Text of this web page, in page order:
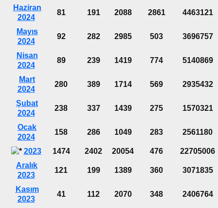
Haziran
2024
81 191 2088 2861 4463121
Mayıs
2024
92 282 2985 503 3696757
Nisan
2024
89 239 1419 774 5140869
Mart
2024
280 389 1714 569 2935432
Şubat
2024
238 337 1439 275 1570321
Ocak
2024
158 286 1049 283 2561180
2023 1474 2402 20054 476
22705006
Aralık
2023
121 199 1389 360 3071835
Kasım
2023
41 112 2070 348 2406764